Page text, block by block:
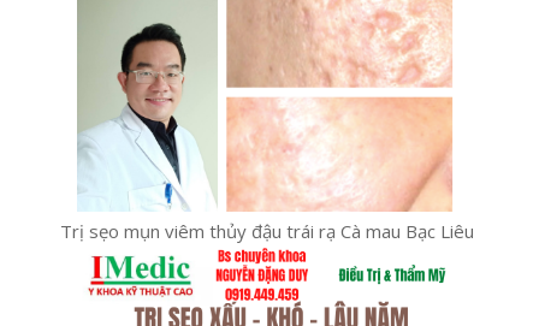
Trị sẹo mụn viêm thủy đậu trái rạ Cà mau Bạc Liêu